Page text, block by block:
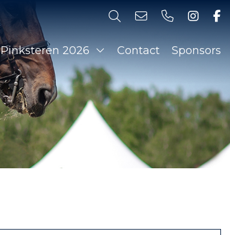
Pinksteren 2026 Contact Sponsors